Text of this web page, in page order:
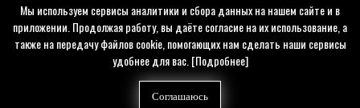
Мы используем сервисы аналитики и сбора данных на нашем сайте и в
приложении. Продолжая работу, вы даёте согласие на их использование, а
также на передачу файлов cookie, помогающих нам сделать наши сервисы
удобнее для вас.[Подробнее]
Соглашаюсь